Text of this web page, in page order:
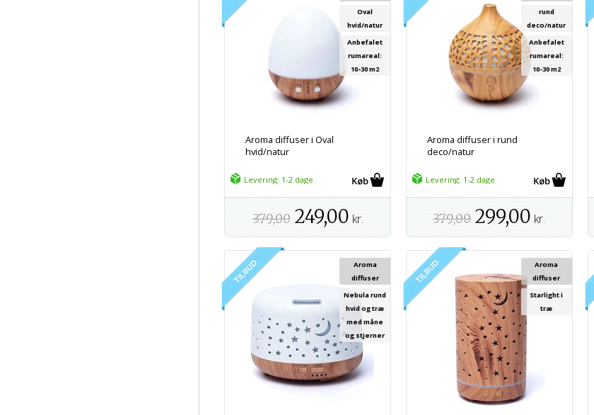
Aroma diffuser i Oval
hvid/natur
Oval
hvid/natur
Anbefalet
rumareal:
10-30 m2
Levering: 1-2 dage
379,00 249,00 kr.
Aroma diffuser i rund
deco/natur
rund
deco/natur
Anbefalet
rumareal:
10-30 m2
Levering: 1-2 dage
379,00 299,00 kr.
Aroma
diffuser
Nebula rund
hvid og træ
med måne
og stjerner
Aroma
diffuser
Starlight i
træ